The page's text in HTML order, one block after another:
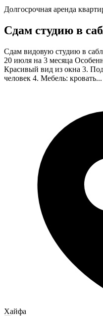
Долгосрочная аренда
Сдам студию в
Сдам видовую студию в
20 июля на 3 месяца
Красивый вид из окна 3.
человек 4. Мебель: кровать...
Хайфа